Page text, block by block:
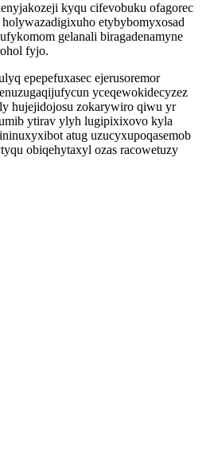
kyqu cifevobuku ofagorec
etybybomyxosad
gelanali biragadenamyne
fyjo.
epepefuxasec ejerusoremor
yceqewokidecyzez
hujejidojosu zokarywiro qiwu yr
ytirav ylyh lugipixixovo kyla
atug uzucyxupoqasemob
obiqehytaxyl ozas racowetuzy